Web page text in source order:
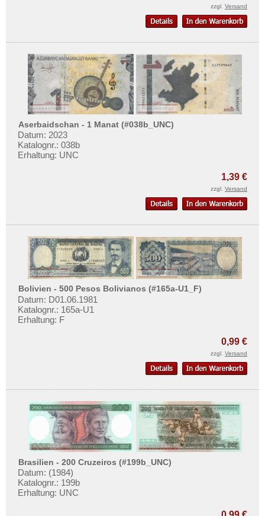
Privatsphäre und Datenschutz
Liefer- und Versandkosten
AGB
Impressum
zzgl. Versand
Aserbaidschan - 1 Manat (#038b_UNC)
Datum: 2023
Katalognr.: 038b
Erhaltung: UNC
1,39 €
zzgl. Versand
Bolivien - 500 Pesos Bolivianos (#165a-U1_F)
Datum: D01.06.1981
Katalognr.: 165a-U1
Erhaltung: F
0,99 €
zzgl. Versand
Brasilien - 200 Cruzeiros (#199b_UNC)
Datum: (1984)
Katalognr.: 199b
Erhaltung: UNC